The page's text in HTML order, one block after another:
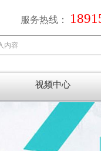
服务热线：
视频中心